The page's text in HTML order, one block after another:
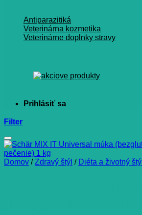
Antiparazitiká
Veterinárna kozmetika
Veterinárne doplnky stravy
Filter
Domov / Zdravý štýl / Diéta a životný štýl